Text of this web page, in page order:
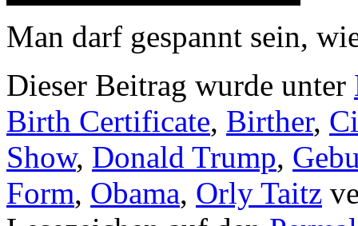
Man darf gespannt sein,
Dieser Beitrag wurde unter
Birth Certificate, Birther,
Show, Donald Trump,
Form, Obama, Orly Taitz